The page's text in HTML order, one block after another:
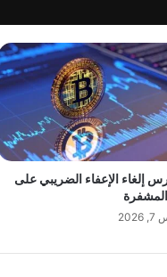
إلغاء الإعفاء الضريبي على